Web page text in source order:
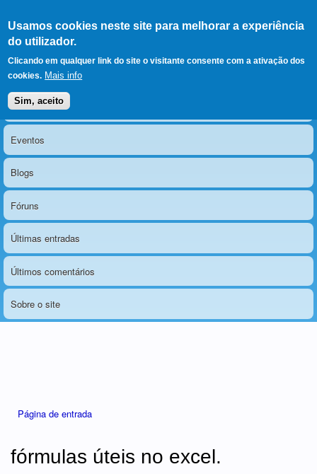
Usamos cookies neste site para melhorar a experiência
do utilizador.
Clicando em qualquer link do site o visitante consente com a ativação dos
cookies. Mais info
Sim, aceito
LERPARAVER , ir para a
página principal
O portal da visão diferente
Menu principal
Notícias
Eventos
Blogs
Fóruns
Últimas entradas
Últimos comentários
Sobre o site
Página de entrada
fórmulas úteis no excel.